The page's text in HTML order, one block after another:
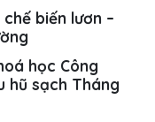
biến lươn –
học Công
hũ sạch Tháng